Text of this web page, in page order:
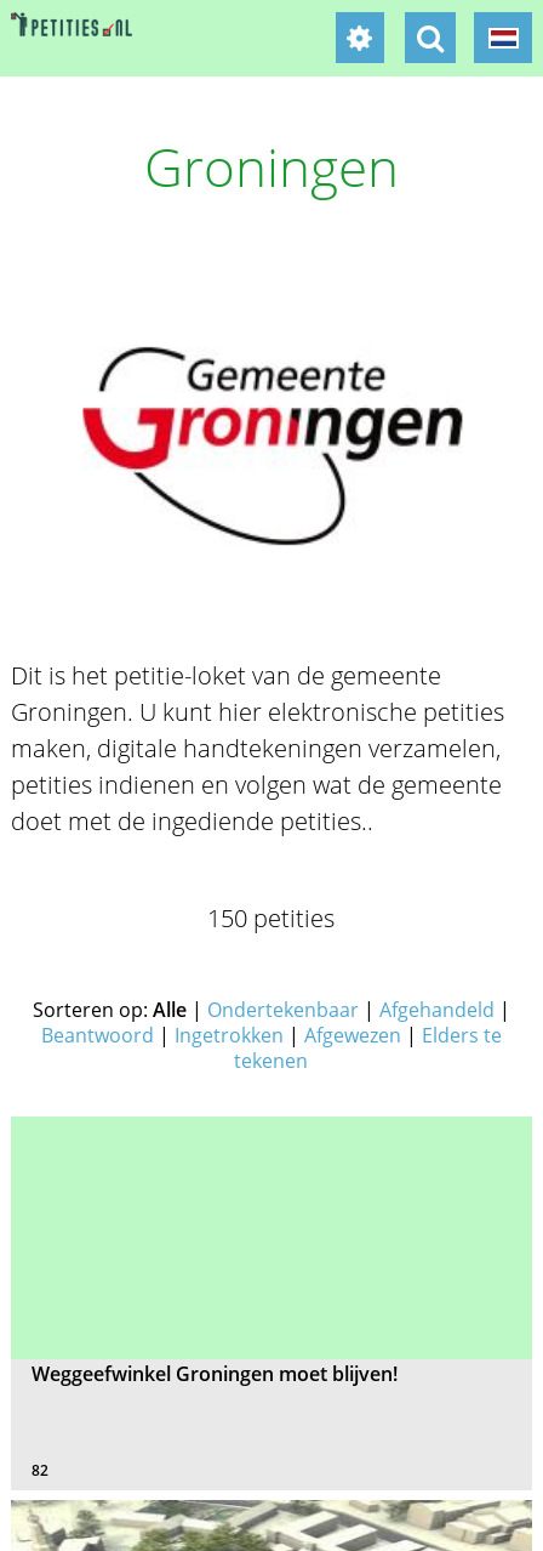
Groningen
Dit is het petitie-loket van de gemeente
Groningen. U kunt hier elektronische petities
maken, digitale handtekeningen verzamelen,
petities indienen en volgen wat de gemeente
doet met de ingediende petities..
150 petities
Sorteren op: Alle| Ondertekenbaar| Afgehandeld |
Beantwoord | Ingetrokken | Afgewezen | Elders te
tekenen
Weggeefwinkel Groningen moet blijven!
82